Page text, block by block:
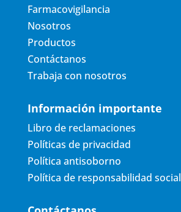
Farmacovigilancia
Nosotros
Productos
Contáctanos
Trabaja con nosotros
Información importante
Libro de reclamaciones
Políticas de privacidad
Política antisoborno
Política de responsabilidad social